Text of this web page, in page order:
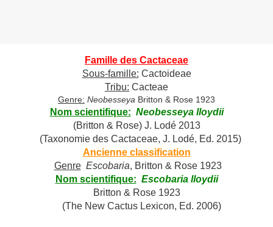
Famille des Cactaceae
Sous-famille: Cactoideae
Tribu: Cacteae
Genre: Neobesseya Britton & Rose 1923
Nom scientifique: Neobesseya lloydii
(Britton & Rose) J. Lodé 2013
(Taxonomie des Cactaceae, J. Lodé, Ed. 2015)
Ancienne classification
Genre Escobaria, Britton & Rose 1923
Nom scientifique: Escobaria lloydii
Britton & Rose 1923
(The New Cactus Lexicon, Ed. 2006)